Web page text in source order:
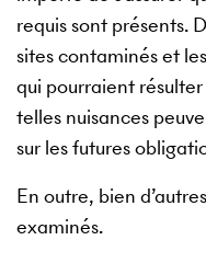
requis sont présents.
sites contaminés et
qui pourraient
telles nuisances
sur les futures
En outre, bien
examinés.